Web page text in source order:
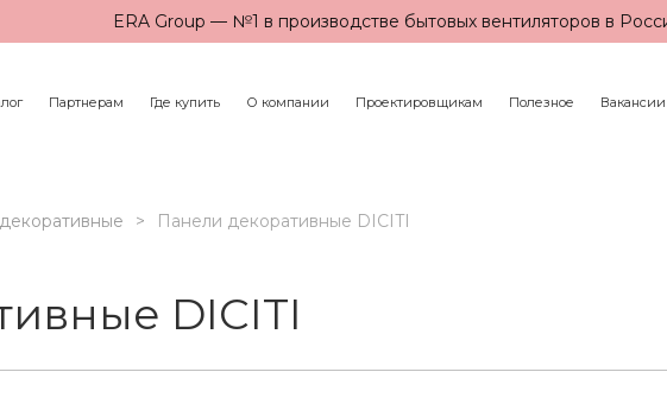
ERA Group — №1 в производстве бытовых вентиляторов в
Партнерам Где купить О компании Проектировщикам Полезное Вакансии
Панели декоративные DICITI
DICITI